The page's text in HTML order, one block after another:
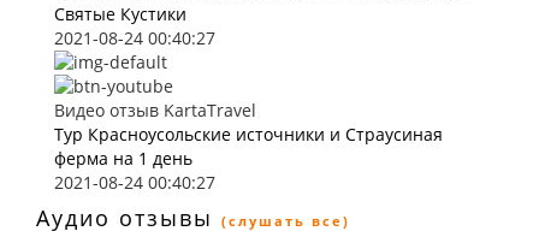
Святые Кустики
2021-08-24 00:40:27
Видео отзыв KartaTravel
Тур Красноусольские источники и Страусиная
ферма на 1 день
2021-08-24 00:40:27
Аудио отзывы (слушать все)